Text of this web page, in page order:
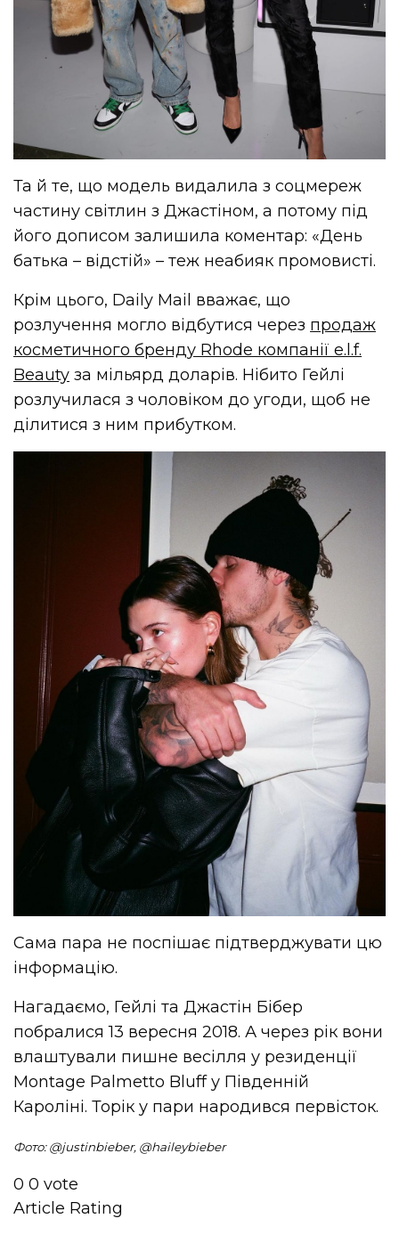
Та й те, що модель видалила з соцмереж
частину світлин з Джастіном, а потому під
його дописом залишила коментар: «День
батька – відстій» – теж неабияк промовисті.
Крім цього, Daily Mail вважає, що
розлучення могло відбутися через продаж
косметичного бренду Rhode компанії e.l.f.
Beauty за мільярд доларів. Нібито Гейлі
розлучилася з чоловіком до угоди, щоб не
ділитися з ним прибутком.
Сама пара не поспішає підтверджувати цю
інформацію.
Нагадаємо, Гейлі та Джастін Бібер
побралися 13 вересня 2018. А через рік вони
влаштували пишне весілля у резиденції
Montage Palmetto Bluff у Південній
Кароліні. Торік у пари народився первісток.
Фото: @justinbieber, @haileybieber
0 0 vote
Article Rating